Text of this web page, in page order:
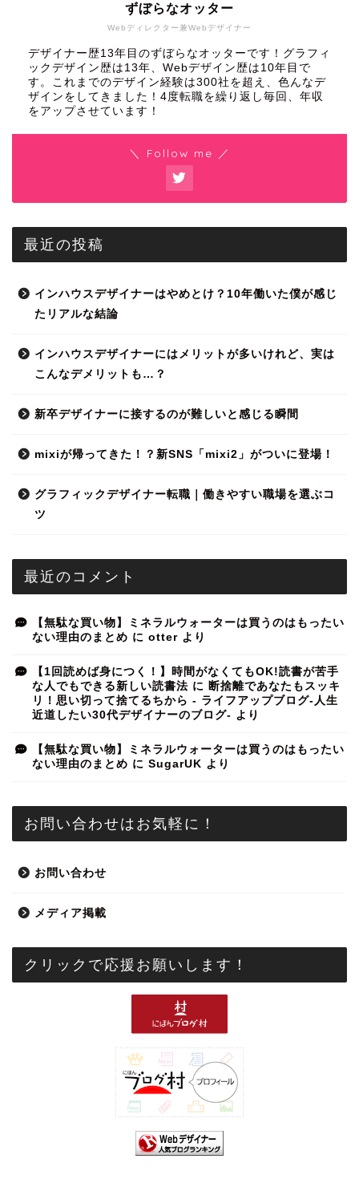
Webディレクター兼Webデザイナー
ずぼらなオッター
デザイナー歴13年目のずぼらなオッターです！グラフィ
ックデザイン歴は13年、Webデザイン歴は10年目で
す。これまでのデザイン経験は300社を超え、色んなデ
ザインをしてきました！4度転職を繰り返し毎回、年収
をアップさせています！
＼ Follow me ／
最近の投稿
インハウスデザイナーはやめとけ？10年働いた僕が感じ
たリアルな結論
インハウスデザイナーにはメリットが多いけれど、実は
こんなデメリットも…？
新卒デザイナーに接するのが難しいと感じる瞬間
mixiが帰ってきた！？新SNS「mixi2」がついに登場！
グラフィックデザイナー転職｜働きやすい職場を選ぶコ
ツ
最近のコメント
【無駄な買い物】ミネラルウォーターは買うのはもったい
ない理由のまとめ に otter より
【1回読めば身につく！】時間がなくてもOK!読書が苦手
な人でもできる新しい読書法 に 断捨離であなたもスッキ
リ！思い切って捨てるちから - ライフアップブログ-人生
近道したい30代デザイナーのブログ- より
【無駄な買い物】ミネラルウォーターは買うのはもったい
ない理由のまとめ に SugarUK より
お問い合わせはお気軽に！
お問い合わせ
メディア掲載
クリックで応援お願いします！